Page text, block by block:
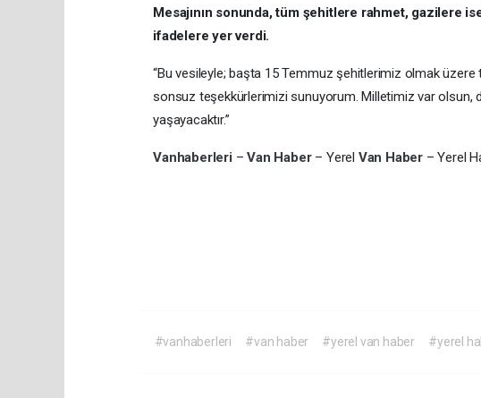
Mesajının sonunda, tüm şehitlere rahmet, gazilere
ifadelere yer verdi.
“Bu vesileyle; başta 15 Temmuz şehitlerimiz olmak üzere
sonsuz teşekkürlerimizi sunuyorum. Milletimiz var olsun,
yaşayacaktır.”
Vanhaberleri –Van Haber – Yerel Van Haber – Yerel
#vanhaberleri #van haber #yerel van haber #yerel